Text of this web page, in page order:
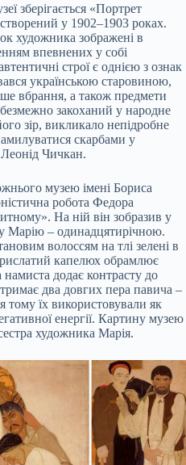
зберігається «Портрет
у 1902–1903 роках.
художника зображені в
впевнених у собі
строї є однією з ознак
українською старовиною,
вбрання, а також предмети
закоханий у народне
зір, викликало непідробне
скарбами у
Чичкан.
музею імені Бориса
робота Федора
На ній він зобразив у
Марію – одинадцятирічною.
волоссям на тлі зелені в
капелюх обрамлює
додає контрасту до
два довгих пера павича –
тому їх використовували як
енергії. Картину музею
художника Марія.